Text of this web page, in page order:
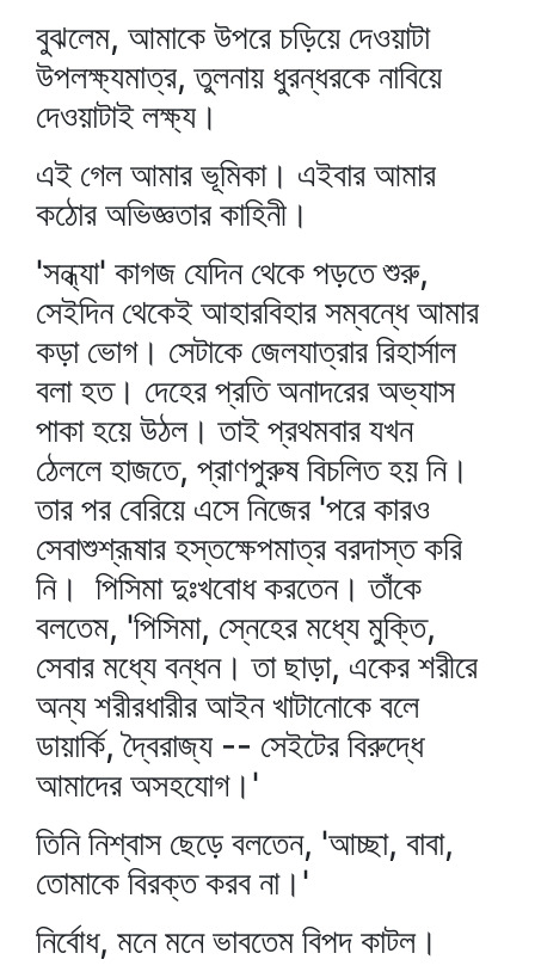
বুঝলেম, আমাকে উপরে চড়িয়ে দেওয়াটা
উপলক্ষ্যমাত্র, তুলনায় ধুরন্ধরকে নাবিয়ে
দেওয়াটাই লক্ষ্য।
এই গেল আমার ভূমিকা। এইবার আমার
কঠোর অভিজ্ঞতার কাহিনী।
'সন্ধ্যা' কাগজ যেদিন থেকে পড়তে শুরু,
সেইদিন থেকেই আহারবিহার সম্বন্ধে আমার
কড়া ভোগ। সেটাকে জেলযাত্রার রিহার্সাল
বলা হত। দেহের প্রতি অনাদরের অভ্যাস
পাকা হয়ে উঠল। তাই প্রথমবার যখন
ঠেললে হাজতে, প্রাণপুরুষ বিচলিত হয় নি।
তার পর বেরিয়ে এসে নিজের 'পরে কারও
সেবাশুশ্রূষার হস্তক্ষেপমাত্র বরদাস্ত করি
নি। পিসিমা দুঃখবোধ করতেন। তাঁকে
বলতেম, 'পিসিমা, স্নেহের মধ্যে মুক্তি,
সেবার মধ্যে বন্ধন। তা ছাড়া, একের শরীরে
অন্য শরীরধারীর আইন খাটানোকে বলে
ডায়ার্কি, দ্বৈরাজ্য -- সেইটের বিরুদ্ধে
আমাদের অসহযোগ।'
তিনি নিশ্বাস ছেড়ে বলতেন, 'আচ্ছা, বাবা,
তোমাকে বিরক্ত করব না।'
নির্বোধ, মনে মনে ভাবতেম বিপদ কাটল।